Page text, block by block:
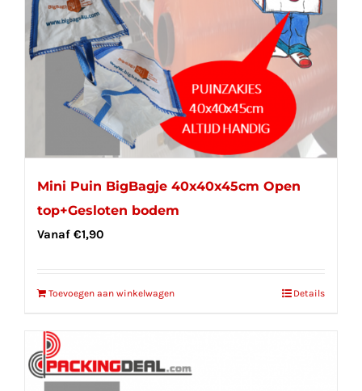
Mini Puin BigBagje 40x40x45cm Open
top+Gesloten bodem
Vanaf €1,90
Toevoegen aan winkelwagen Details